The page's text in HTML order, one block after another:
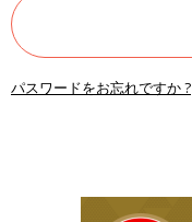
パスワードをお忘れですか ?